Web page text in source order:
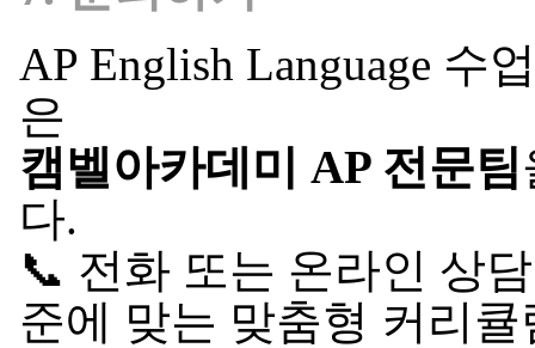
AP English Language 수
은
캠벨아카데미 AP 전문팀
다.
📞 전화 또는 온라인 상
준에 맞는 맞춤형 커리